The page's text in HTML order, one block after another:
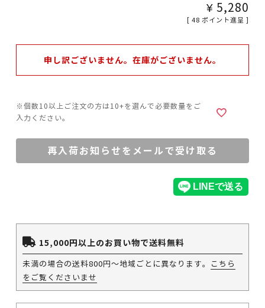
¥ 5,280
[ 48 ポイント進呈 ]
申し訳ございません。在庫がございません。
再入荷お知らせをメールで受け取る
15,000円以上のお買い物で送料無料
未満の場合の送料800円～地域ごとに異なります。
こちら
をご覧くださいませ